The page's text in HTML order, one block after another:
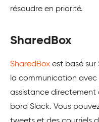
résoudre en priorité.
SharedBox
SharedBox est basé sur
la communication avec
assistance
bord Slack. Vous